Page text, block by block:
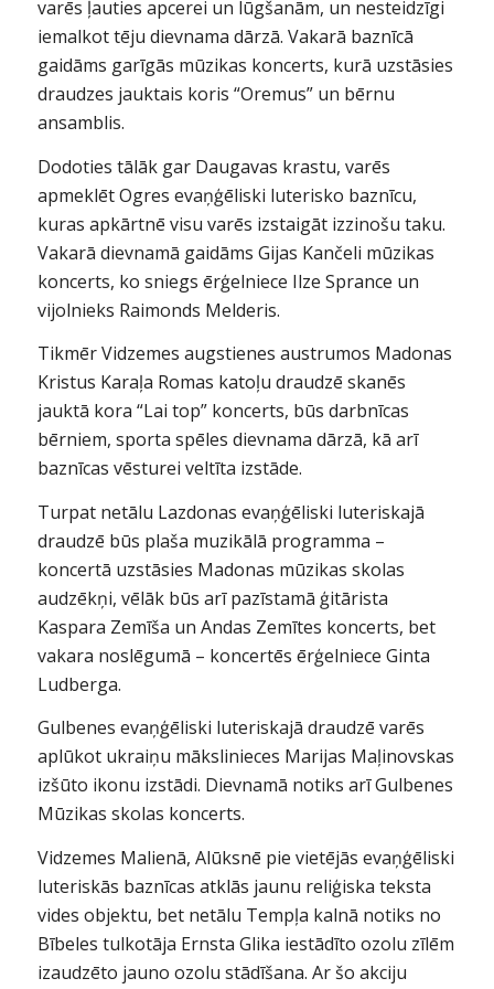
varēs ļauties apcerei un lūgšanām, un nesteidzīgi
iemalkot tēju dievnama dārzā. Vakarā baznīcā
gaidāms garīgās mūzikas koncerts, kurā uzstāsies
draudzes jauktais koris “Oremus” un bērnu
ansamblis.
Dodoties tālāk gar Daugavas krastu, varēs
apmeklēt Ogres evaņģēliski luterisko baznīcu,
kuras apkārtnē visu varēs izstaigāt izzinošu taku.
Vakarā dievnamā gaidāms Gijas Kančeli mūzikas
koncerts, ko sniegs ērģelniece Ilze Sprance un
vijolnieks Raimonds Melderis.
Tikmēr Vidzemes augstienes austrumos Madonas
Kristus Karaļa Romas katoļu draudzē skanēs
jauktā kora “Lai top” koncerts, būs darbnīcas
bērniem, sporta spēles dievnama dārzā, kā arī
baznīcas vēsturei veltīta izstāde.
Turpat netālu Lazdonas evaņģēliski luteriskajā
draudzē būs plaša muzikālā programma –
koncertā uzstāsies Madonas mūzikas skolas
audzēkņi, vēlāk būs arī pazīstamā ģitārista
Kaspara Zemīša un Andas Zemītes koncerts, bet
vakara noslēgumā – koncertēs ērģelniece Ginta
Ludberga.
Gulbenes evaņģēliski luteriskajā draudzē varēs
aplūkot ukraiņu mākslinieces Marijas Maļinovskas
izšūto ikonu izstādi. Dievnamā notiks arī Gulbenes
Mūzikas skolas koncerts.
Vidzemes Malienā, Alūksnē pie vietējās evaņģēliski
luteriskās baznīcas atklās jaunu reliģiska teksta
vides objektu, bet netālu Tempļa kalnā notiks no
Bībeles tulkotāja Ernsta Glika iestādīto ozolu zīlēm
izaudzēto jauno ozolu stādīšana. Ar šo akciju